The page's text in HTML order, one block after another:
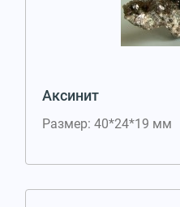
Аксинит
Размер: 40*24*19 мм